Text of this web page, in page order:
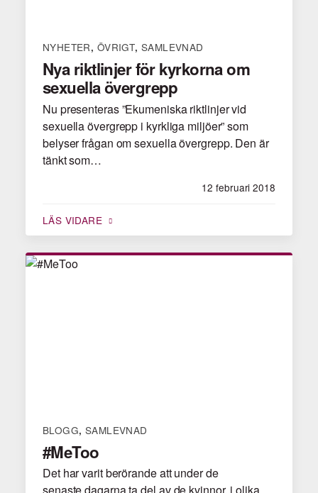
NYHETER, ÖVRIGT, SAMLEVNAD
Nya riktlinjer för kyrkorna om
sexuella övergrepp
12 februari 2018
Nu presenteras ”Ekumeniska riktlinjer vid
sexuella övergrepp i kyrkliga miljöer” som
belyser frågan om sexuella övergrepp. Den är
tänkt som…
LÄS VIDARE
BLOGG, SAMLEVNAD
#MeToo
Det har varit berörande att under de